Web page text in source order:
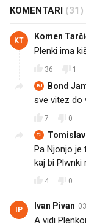
KOMENTARI (31)
KT Komen
Plenki ima
36 1
BJ Bond
sve vitez do
7 0
TJ
Pa Njonjo je
kaj bi
4 0
IP Ivan Pivan
A vidi